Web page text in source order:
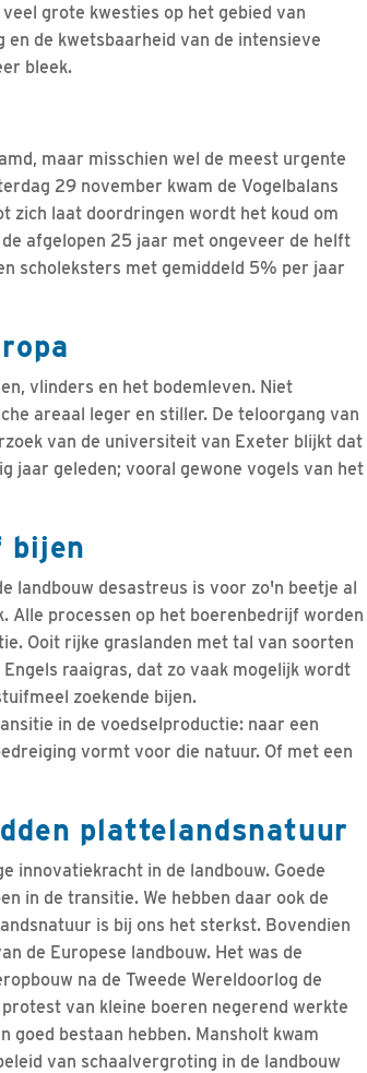
grote kwesties op het gebied van
de kwetsbaarheid van de intensieve
bleek.
maar misschien wel de meest urgente
29 november kwam de Vogelbalans
zich laat doordringen wordt het koud om
afgelopen 25 jaar met ongeveer de helft
scholeksters met gemiddeld 5% per jaar
vlinders en het bodemleven. Niet
areaal leger en stiller. De teloorgang van
van de universiteit van Exeter blijkt dat
jaar geleden; vooral gewone vogels van het
bijen
landbouw desastreus is voor zo'n beetje al
Alle processen op het boerenbedrijf worden
Ooit rijke graslanden met tal van soorten
raaigras, dat zo vaak mogelijk wordt
zoekende bijen.
in de voedselproductie: naar een
vormt voor die natuur. Of met een
plattelandsnatuur
innovatiekracht in de landbouw. Goede
in de transitie. We hebben daar ook de
is bij ons het sterkst. Bovendien
de Europese landbouw. Het was de
na de Tweede Wereldoorlog de
van kleine boeren negerend werkte
goed bestaan hebben. Mansholt kwam
van schaalvergroting in de landbouw